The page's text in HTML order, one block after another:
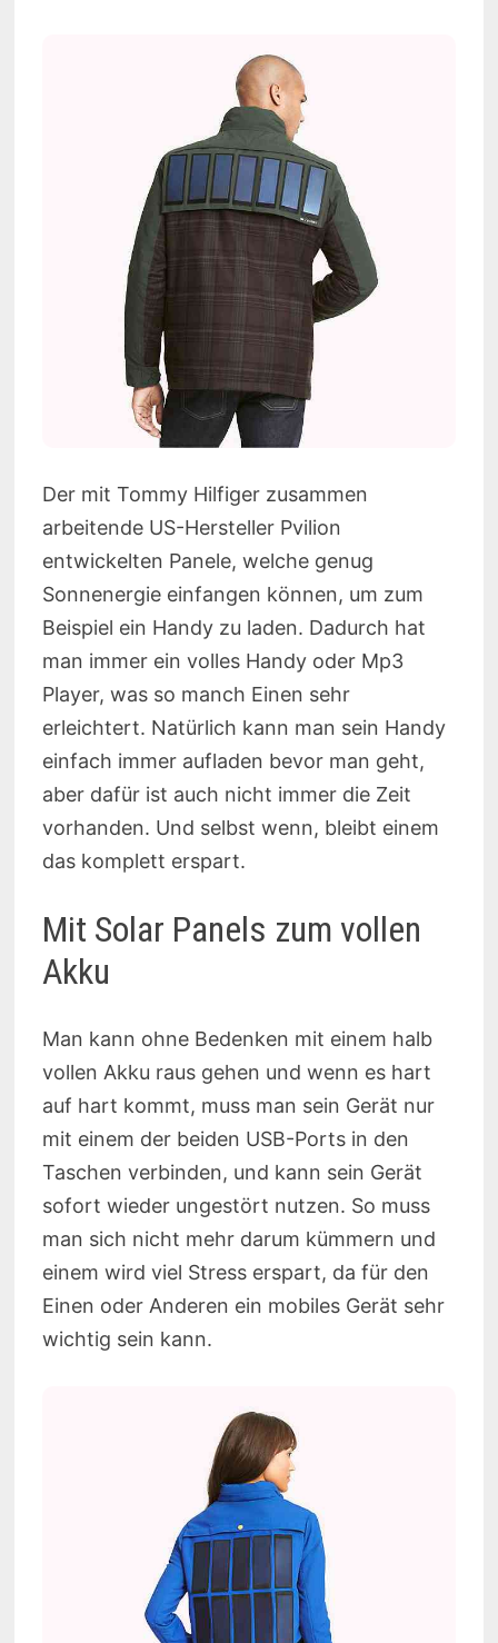
Der mit Tommy Hilfiger zusammen
arbeitende US-Hersteller Pvilion
entwickelten Panele, welche genug
Sonnenergie einfangen können, um zum
Beispiel ein Handy zu laden. Dadurch hat
man immer ein volles Handy oder Mp3
Player, was so manch Einen sehr
erleichtert. Natürlich kann man sein Handy
einfach immer aufladen bevor man geht,
aber dafür ist auch nicht immer die Zeit
vorhanden. Und selbst wenn, bleibt einem
das komplett erspart.
Mit Solar Panels zum vollen
Akku
Man kann ohne Bedenken mit einem halb
vollen Akku raus gehen und wenn es hart
auf hart kommt, muss man sein Gerät nur
mit einem der beiden USB-Ports in den
Taschen verbinden, und kann sein Gerät
sofort wieder ungestört nutzen. So muss
man sich nicht mehr darum kümmern und
einem wird viel Stress erspart, da für den
Einen oder Anderen ein mobiles Gerät sehr
wichtig sein kann.